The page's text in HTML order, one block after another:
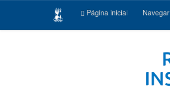
Página inicial Navegar